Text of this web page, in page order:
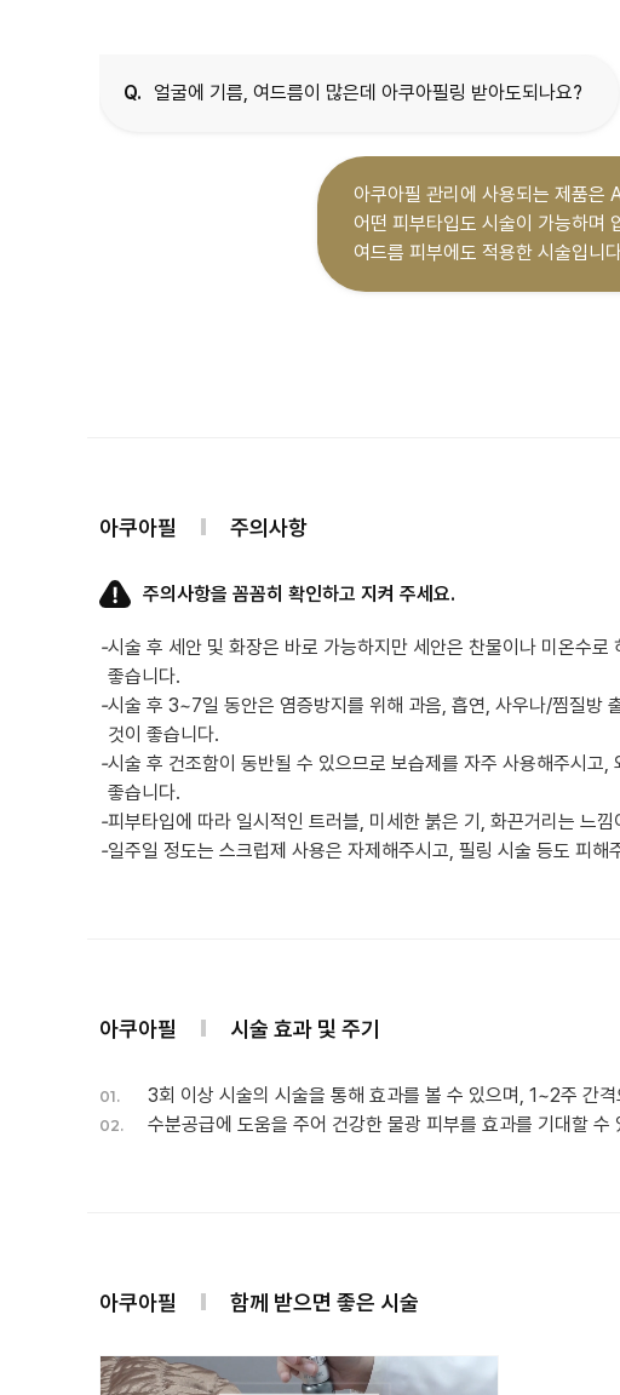
Q. 얼굴에 기름, 여드름이 많은데 아쿠아필링 받아도되나요?
아쿠아필 관리에 사용되는 제품은
어떤 피부타입도 시술이 가능하며
여드름 피부에도 적용한 시술입니
아쿠아필 주의사항
주의사항을 꼼꼼히 확인하고 지켜 주세요.
-시술 후 세안 및 화장은 바로 가능하지만 세안은 찬물이나 미온수로
좋습니다.
-시술 후 3~7일 동안은 염증방지를 위해 과음, 흡연, 사우나/찜질방
것이 좋습니다.
-시술 후 건조함이 동반될 수 있으므로 보습제를 자주 사용해주시고,
좋습니다.
-피부타입에 따라 일시적인 트러블, 미세한 붉은 기, 화끈거리는 느
-일주일 정도는 스크럽제 사용은 자제해주시고, 필링 시술 등도 피해
아쿠아필 시술 효과 및 주기
01. 3회 이상 시술의 시술을 통해 효과를 볼 수 있으며, 1~2주 간
02. 수분공급에 도움을 주어 건강한 물광 피부를 효과를 기대할 수
아쿠아필 함께 받으면 좋은 시술